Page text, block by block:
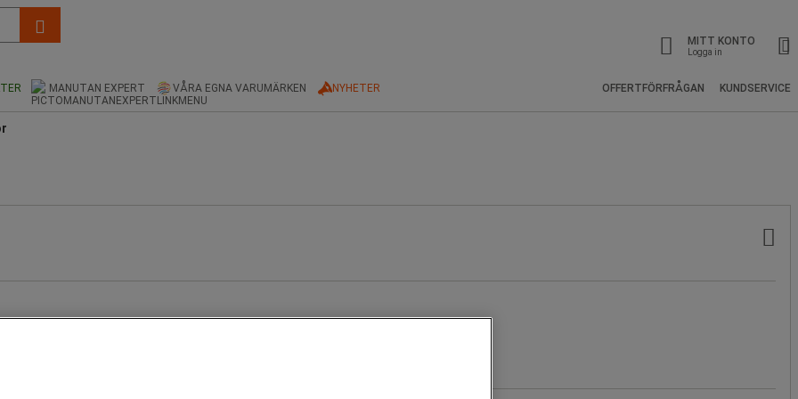
MITT KONTO
Logga in
MANUTAN EXPERT VÅRA EGNA VARUMÄRKEN NYHETER OFFERTFÖRFRÅGAN KUNDSERVICE